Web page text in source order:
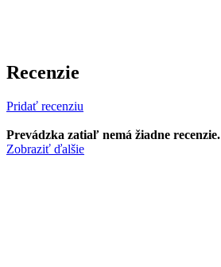
Recenzie
Pridať recenziu
Prevádzka zatiaľ nemá žiadne recenzie.
Zobraziť ďalšie